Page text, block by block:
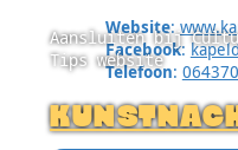
Aansluiten bij
Tips website
Website:
Facebook:
Telefoon: